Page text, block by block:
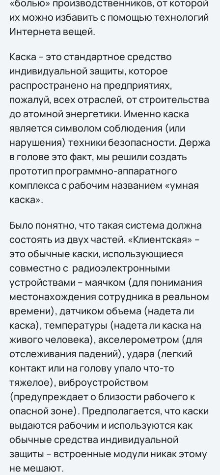
«болью» производственников, от которой
их можно избавить с помощью технологий
Интернета вещей.
Каска – это стандартное средство
индивидуальной защиты, которое
распространено на предприятиях,
пожалуй, всех отраслей, от строительства
до атомной энергетики. Именно каска
является символом соблюдения (или
нарушения) техники безопасности. Держа
в голове это факт, мы решили создать
прототип программно-аппаратного
комплекса с рабочим названием «умная
каска».
Было понятно, что такая система должна
состоять из двух частей. «Клиентская» –
это обычные каски, использующиеся
совместно с радиоэлектронными
устройствами – маячком (для понимания
местонахождения сотрудника в реальном
времени), датчиком объема (надета ли
каска), температуры (надета ли каска на
живого человека), акселерометром (для
отслеживания падений), удара (легкий
контакт или на голову упало что-то
тяжелое), виброустройством
(предупреждает о близости рабочего к
опасной зоне). Предполагается, что каски
выдаются рабочим и используются как
обычные средства индивидуальной
защиты – встроенные модули никак этому
не мешают.